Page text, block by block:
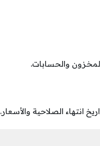
والحسابات.
انتهاء الصلاحية والأسعار.